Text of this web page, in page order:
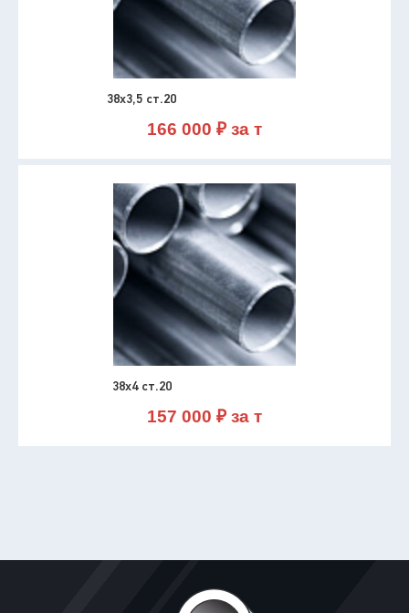
38х3,5 ст.20
166 000 ₽ за т
38х4 ст.20
157 000 ₽ за т